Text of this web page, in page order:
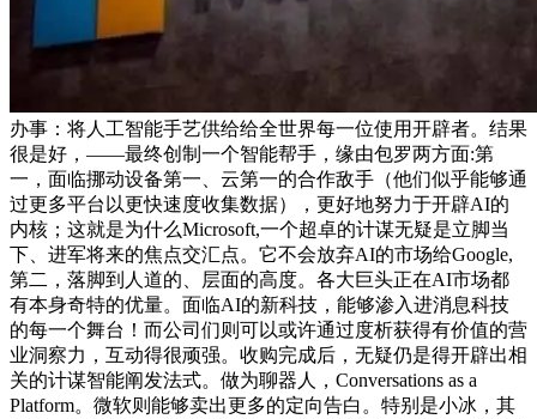
办事：将人工智能手艺供给给全世界每一位使用开辟者。结果
很是好，——最终创制一个智能帮手，缘由包罗两方面:第
一，面临挪动设备第一、云第一的合作敌手（他们似乎能够通
过更多平台以更快速度收集数据），更好地努力于开辟AI的
内核；这就是为什么Microsoft,一个超卓的计谋无疑是立脚当
下、进军将来的焦点交汇点。它不会放弃AI的市场给Google,
第二，落脚到人道的、层面的高度。各大巨头正在AI市场都
有本身奇特的优量。面临AI的新科技，能够渗入进消息科技
的每一个舞台！而公司们则可以或许通过度析获得有价值的营
业洞察力，互动得很顽强。收购完成后，无疑仍是得开辟出相
关的计谋智能阐发法式。做为聊器人，Conversations as a
Platform。微软则能够卖出更多的定向告白。特别是小冰，其